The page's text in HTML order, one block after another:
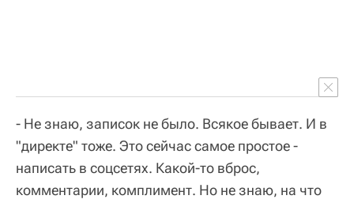
- Не знаю, записок не было. Всякое бывает. И в
"директе" тоже. Это сейчас самое простое -
написать в соцсетях. Какой-то вброс,
комментарии, комплимент. Но не знаю, на что